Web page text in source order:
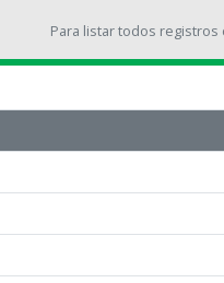
Para listar todos